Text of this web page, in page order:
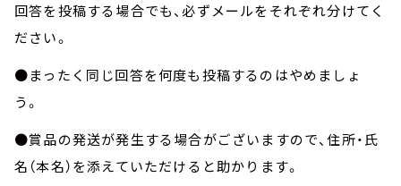
回答を投稿する場合でも、必ずメールをそれぞれ分けてく
ださい。
●まったく同じ回答を何度も投稿するのはやめましょ
う。
●賞品の発送が発生する場合がございますので、住所・氏
名（本名）を添えていただけると助かります。